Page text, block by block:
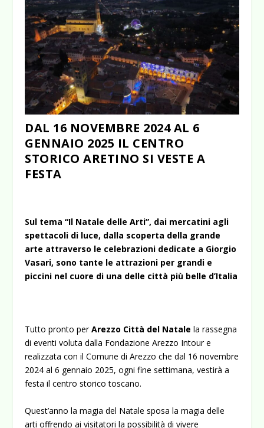
DAL 16 NOVEMBRE 2024 AL 6
GENNAIO 2025 IL CENTRO
STORICO ARETINO SI VESTE A
FESTA
Sul tema “Il Natale delle Arti”, dai mercatini agli
spettacoli di luce, dalla scoperta della grande
arte attraverso le celebrazioni dedicate a Giorgio
Vasari, sono tante le attrazioni per grandi e
piccini nel cuore di una delle città più belle d’Italia
Tutto pronto perArezzo Città del Natale la rassegna
di eventi voluta dalla Fondazione Arezzo Intour e
realizzata con il Comune di Arezzo che dal 16 novembre
2024 al 6 gennaio 2025, ogni fine settimana, vestirà a
festa il centro storico toscano.
Quest’anno la magia del Natale sposa la magia delle
arti offrendo ai visitatori la possibilità di vivere